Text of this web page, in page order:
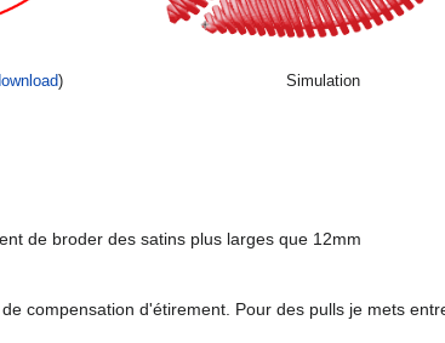
) Simulation
de broder des satins plus larges que 12mm
compensation d'étirement. Pour des pulls je mets